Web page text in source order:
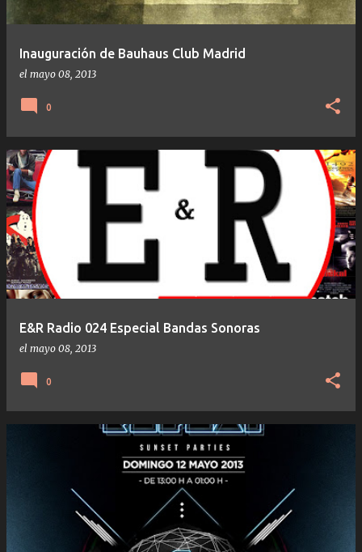
Inauguración de Bauhaus Club Madrid
el mayo 08, 2013
0
E&R Radio 024 Especial Bandas Sonoras
el mayo 08, 2013
0